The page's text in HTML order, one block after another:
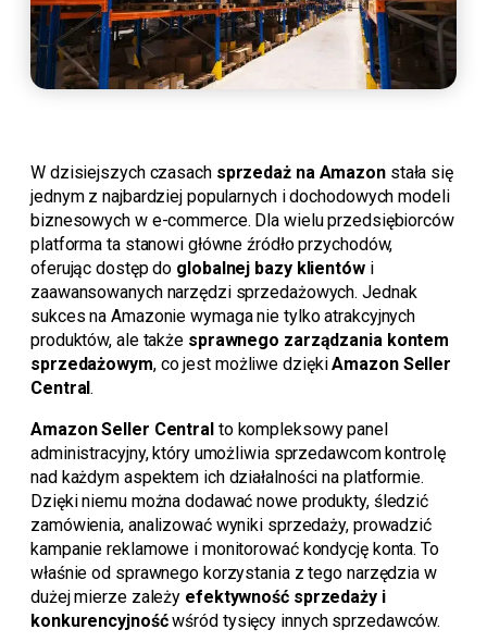
W dzisiejszych czasach sprzedaż na Amazonstała się
jednym z najbardziej popularnych i dochodowych modeli
biznesowych w e-commerce. Dla wielu przedsiębiorców
platforma ta stanowi główne źródło przychodów,
oferując dostęp do globalnej bazy klientówi
zaawansowanych narzędzi sprzedażowych. Jednak
sukces na Amazonie wymaga nie tylko atrakcyjnych
produktów, ale także sprawnego zarządzania kontem
sprzedażowym, co jest możliwe dziękiAmazon Seller
Central.
Amazon Seller Central to kompleksowy panel
administracyjny, który umożliwia sprzedawcom kontrolę
nad każdym aspektem ich działalności na platformie.
Dzięki niemu można dodawać nowe produkty, śledzić
zamówienia, analizować wyniki sprzedaży, prowadzić
kampanie reklamowe i monitorować kondycję konta. To
właśnie od sprawnego korzystania z tego narzędzia w
dużej mierze zależy efektywność sprzedaży i
konkurencyjnośćwśród tysięcy innych sprzedawców.